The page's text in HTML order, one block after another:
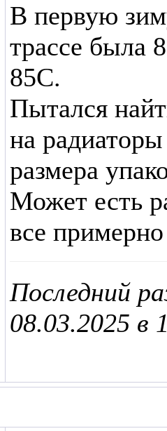
В первую
трассе была
85С.
Пытался
на
размера
Может есть
все
Последний
08.03.2025 в